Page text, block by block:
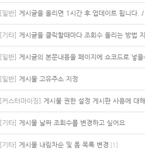
[일반] 게시글을 올리면 1시간 후 업데이트 됩니다.
[기타] 게시글을 클릭할때마다 조회수 올리는 방법
[일반] 게시글의 본문내용을 페이지에 쇼코드로 넣
[일반] 게시물 고유주소 지정
[커스터마이징] 게시물 권한 설정 게시판 사용에 대
[기타] 게시물 날짜 조회수를 변경하고 싶어요
[기타] 게시물 내림차순 및 폼 목록 변경 [1 ]